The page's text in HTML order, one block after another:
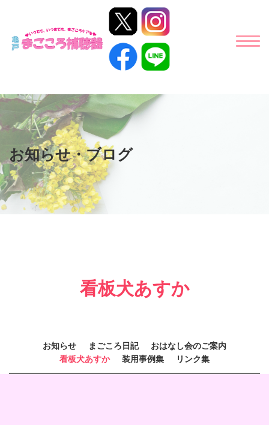
お知らせ・ブログ
看板犬あすか
お知らせ まごころ日記
おはなし会のご案内
看板犬あすか
装用事例集 リンク集